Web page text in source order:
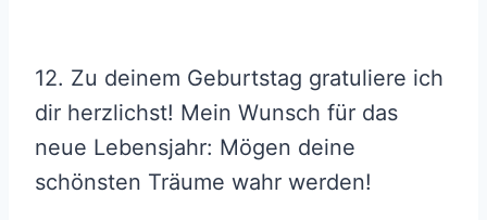
12. Zu deinem Geburtstag gratuliere ich
dir herzlichst! Mein Wunsch für das
neue Lebensjahr: Mögen deine
schönsten Träume wahr werden!